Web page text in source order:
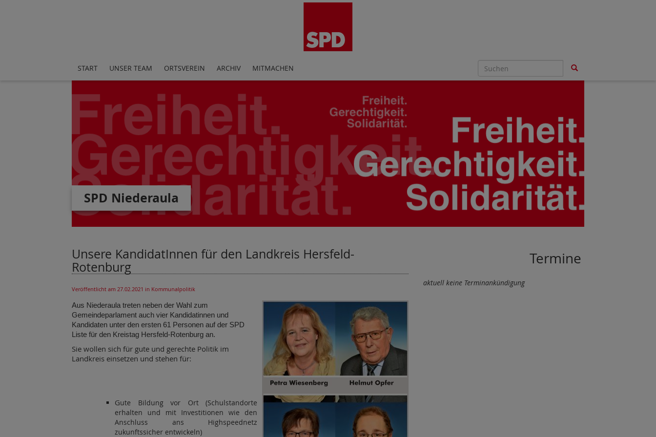
START UNSER TEAM ORTSVEREIN ARCHIV MITMACHEN
SPD Niederaula
Unsere KandidatInnen für den Landkreis Hersfeld-
Rotenburg
Veröffentlicht am 27.02.2021 in Kommunalpolitik
Aus Niederaula treten neben der Wahl zum
Gemeindeparlament auch vier Kandidatinnen und
Kandidaten unter den ersten 61 Personen auf der SPD
Liste für den Kreistag Hersfeld-Rotenburg an.
Sie wollen sich für gute und gerechte Politik im
Landkreis einsetzen und stehen für:
Gute Bildung vor Ort (Schulstandorte
erhalten und mit Investitionen wie den
Anschluss ans Highspeednetz
zukunftssicher entwickeln)
Termine
aktuell keine Terminankündigung